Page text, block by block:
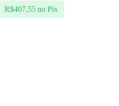
R$407,55 no Pix